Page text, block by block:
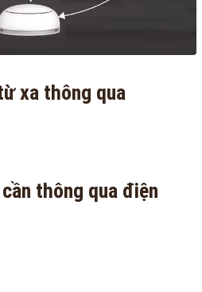
xa thông qua
thông qua điện